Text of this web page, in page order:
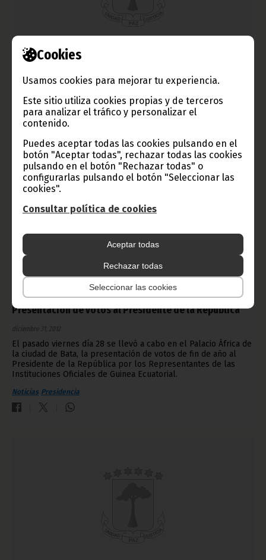
Cookies
Usamos cookies para mejorar tu experiencia.
Este sitio utiliza cookies propias y de terceros
para analizar el tráfico y personalizar el
contenido.
Puedes aceptar todas las cookies pulsando en el
botón "Aceptar todas", rechazar todas las cookies
pulsando en el botón "Rechazar todas" o
configurarlas pulsando el botón "Seleccionar las
cookies".
Consultar política de cookies
Aceptar todas
Rechazar todas
Seleccionar las cookies
Presentaciones de la Agencia Mogue
diciembre 31, 2012
Sofitel Malabo Sipopo Le Golf el acto de presentación de la
revista y de la página web de la agencia.
Noticias Cultura
Presentación de votos al Presidente de la República
diciembre 31, 2012
El pasado viernes día 28 se llevó a cabo en el Palacio África de
la ciudad de Bata, la presentación de votos de fin de año al
Presidente de la República por los Representantes de las
Instituciones Oficiales de Guinea Ecuatorial.
Noticias Presidencia